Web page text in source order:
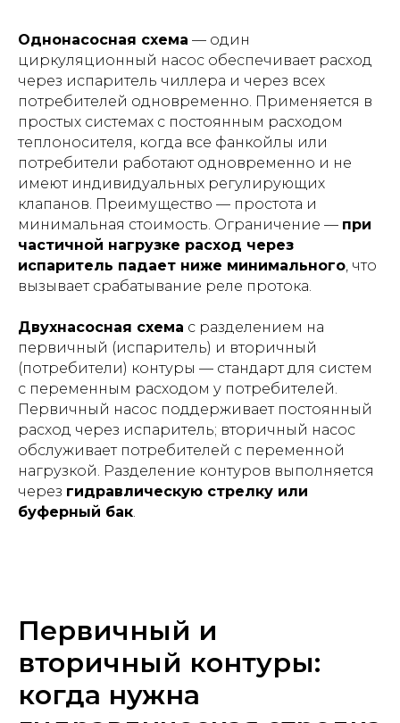
Однонасосная схема — один
циркуляционный насос обеспечивает расход
через испаритель чиллера и через всех
потребителей одновременно. Применяется в
простых системах с постоянным расходом
теплоносителя, когда все фанкойлы или
потребители работают одновременно и не
имеют индивидуальных регулирующих
клапанов. Преимущество — простота и
минимальная стоимость. Ограничение — при
частичной нагрузке расход через
испаритель падает ниже минимального, что
вызывает срабатывание реле протока.
Двухнасосная схема с разделением на
первичный (испаритель) и вторичный
(потребители) контуры — стандарт для систем
с переменным расходом у потребителей.
Первичный насос поддерживает постоянный
расход через испаритель; вторичный насос
обслуживает потребителей с переменной
нагрузкой. Разделение контуров выполняется
через гидравлическую стрелку или
буферный бак.
Первичный и
вторичный контуры:
когда нужна